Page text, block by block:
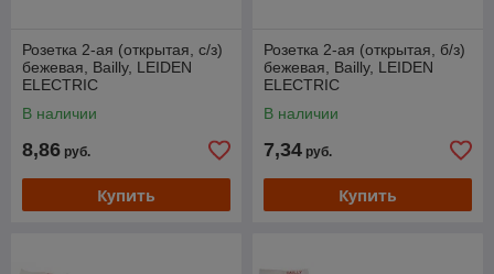
Розетка 2-ая (открытая, с/з)
бежевая, Bailly, LEIDEN
ELECTRIC
В наличии
8,86 руб.
Купить
Розетка 2-ая (открытая, б/з)
бежевая, Bailly, LEIDEN
ELECTRIC
В наличии
7,34 руб.
Купить